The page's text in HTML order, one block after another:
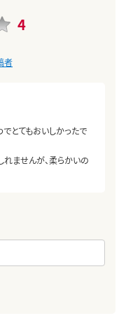
4
者
とてもおいしかったで
れませんが、柔らかいの